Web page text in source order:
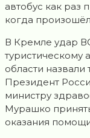
автобус как раз
когда
В Кремле удар
туристическому
области
Президент
министру
Мурашко
оказания